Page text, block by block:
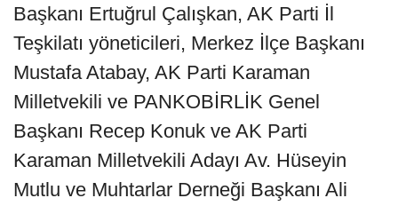
Başkanı Ertuğrul Çalışkan, AK Parti İl
Teşkilatı yöneticileri, Merkez İlçe Başkanı
Mustafa Atabay, AK Parti Karaman
Milletvekili ve PANKOBİRLİK Genel
Başkanı Recep Konuk ve AK Parti
Karaman Milletvekili Adayı Av. Hüseyin
Mutlu ve Muhtarlar Derneği Başkanı Ali